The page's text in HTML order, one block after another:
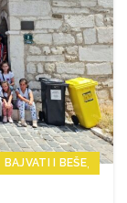
I BEŠE